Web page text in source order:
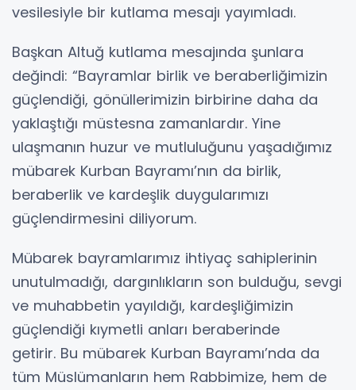
vesilesiyle bir kutlama mesajı yayımladı.
Başkan Altuğ kutlama mesajında şunlara
değindi: “Bayramlar birlik ve beraberliğimizin
güçlendiği, gönüllerimizin birbirine daha da
yaklaştığı müstesna zamanlardır. Yine
ulaşmanın huzur ve mutluluğunu yaşadığımız
mübarek Kurban Bayramı’nın da birlik,
beraberlik ve kardeşlik duygularımızı
güçlendirmesini diliyorum.
Mübarek bayramlarımız ihtiyaç sahiplerinin
unutulmadığı, dargınlıkların son bulduğu, sevgi
ve muhabbetin yayıldığı, kardeşliğimizin
güçlendiği kıymetli anları beraberinde
getirir. Bu mübarek Kurban Bayramı’nda da
tüm Müslümanların hem Rabbimize, hem de